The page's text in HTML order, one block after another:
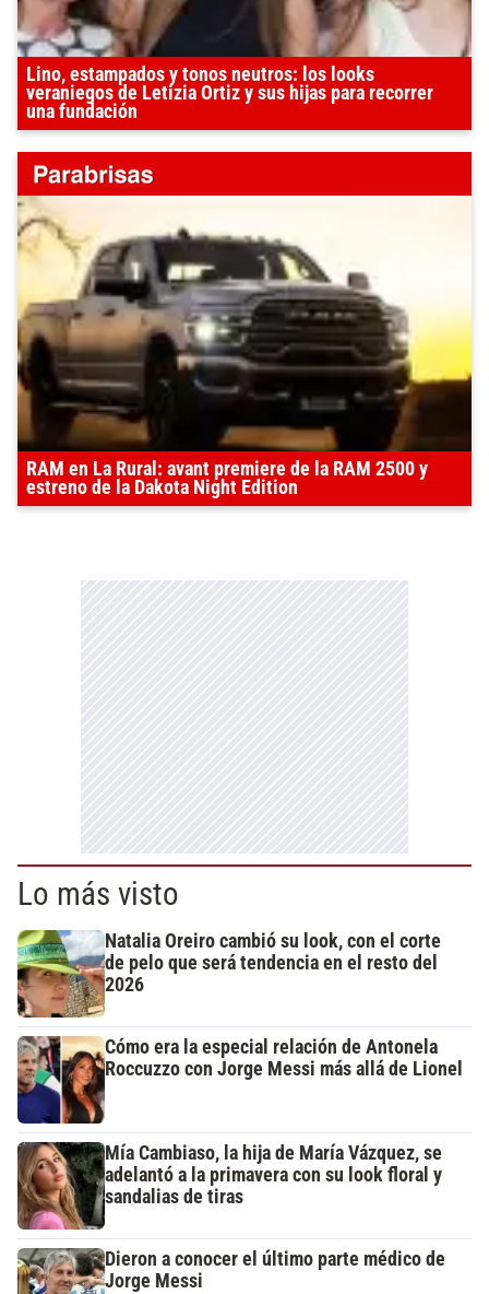
Lino, estampados y tonos neutros: los looks
veraniegos de Letizia Ortiz y sus hijas para recorrer
una fundación
RAM en La Rural: avant premiere de la RAM 2500 y
estreno de la Dakota Night Edition
Lo más visto
Natalia Oreiro cambió su look, con el corte
de pelo que será tendencia en el resto del
2026
Cómo era la especial relación de Antonela
Roccuzzo con Jorge Messi más allá de Lionel
Mía Cambiaso, la hija de María Vázquez, se
adelantó a la primavera con su look floral y
sandalias de tiras
Dieron a conocer el último parte médico de
Jorge Messi